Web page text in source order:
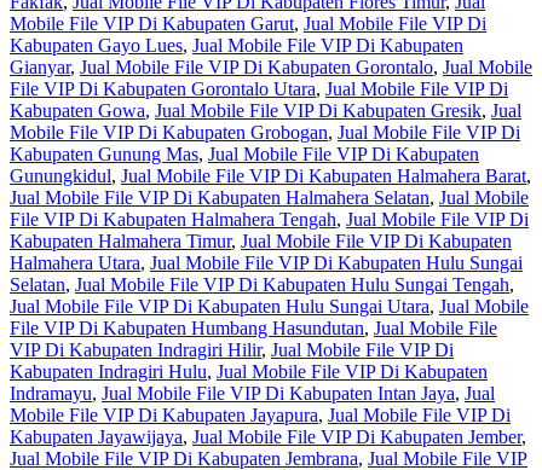
Mobile File VIP Di Kabupaten Garut, Jual Mobile File VIP Di
Kabupaten Gayo Lues, Jual Mobile File VIP Di Kabupaten
Gianyar, Jual Mobile File VIP Di Kabupaten Gorontalo, Jual Mobile
File VIP Di Kabupaten Gorontalo Utara, Jual Mobile File VIP Di
Kabupaten Gowa, Jual Mobile File VIP Di Kabupaten Gresik, Jual
Mobile File VIP Di Kabupaten Grobogan, Jual Mobile File VIP Di
Kabupaten Gunung Mas, Jual Mobile File VIP Di Kabupaten
Gunungkidul, Jual Mobile File VIP Di Kabupaten Halmahera Barat,
Jual Mobile File VIP Di Kabupaten Halmahera Selatan, Jual Mobile
File VIP Di Kabupaten Halmahera Tengah, Jual Mobile File VIP Di
Kabupaten Halmahera Timur, Jual Mobile File VIP Di Kabupaten
Halmahera Utara, Jual Mobile File VIP Di Kabupaten Hulu Sungai
Selatan, Jual Mobile File VIP Di Kabupaten Hulu Sungai Tengah,
Jual Mobile File VIP Di Kabupaten Hulu Sungai Utara, Jual Mobile
File VIP Di Kabupaten Humbang Hasundutan, Jual Mobile File
VIP Di Kabupaten Indragiri Hilir, Jual Mobile File VIP Di
Kabupaten Indragiri Hulu, Jual Mobile File VIP Di Kabupaten
Indramayu, Jual Mobile File VIP Di Kabupaten Intan Jaya, Jual
Mobile File VIP Di Kabupaten Jayapura, Jual Mobile File VIP Di
Kabupaten Jayawijaya, Jual Mobile File VIP Di Kabupaten Jember,
Jual Mobile File VIP Di Kabupaten Jembrana, Jual Mobile File VIP